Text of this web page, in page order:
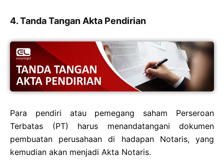
4. Tanda Tangan Akta Pendirian
Para pendiri atau pemegang saham Perseroan
Terbatas (PT) harus menandatangani dokumen
pembuatan perusahaan di hadapan Notaris, yang
kemudian akan menjadi Akta Notaris.